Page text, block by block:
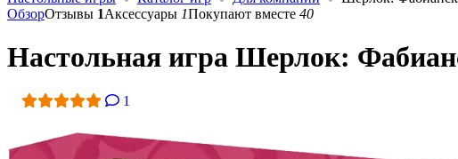
ОбзорОтзывы 1Аксессуары 1Покупают вместе 40
Настольная игра Шерлок:
1